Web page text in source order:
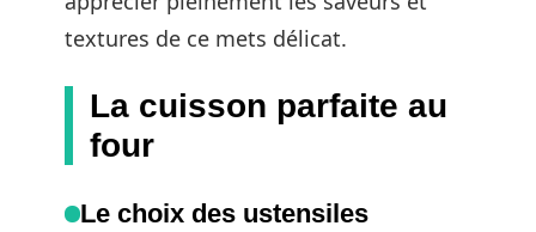
textures de ce mets délicat.
La cuisson parfaite au
four
Le choix des ustensiles